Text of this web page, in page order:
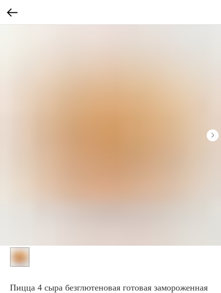
Пицца 4 сыра безглютеновая готовая замороженная